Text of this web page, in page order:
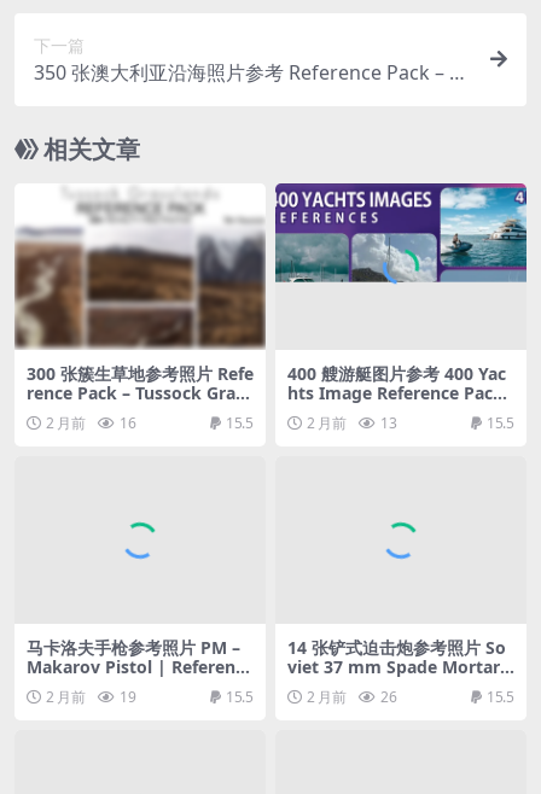
下一篇
350 张澳大利亚沿海照片参考 Reference Pack – A
相关文章
300 张簇生草地参考照片 Refe
rence Pack – Tussock Grass
lands – 300+ Royalty Free P
hotos
2 月前 16 15.5
400 艘游艇图片参考 400 Yac
hts Image Reference Pack
– Vol 1
2 月前 13 15.5
马卡洛夫手枪参考照片 PM –
Makarov Pistol | Reference
Pack2 月前 19 15.5
14 张铲式迫击炮参考照片 So
viet 37 mm Spade Mortar |
Reference Pack
2 月前 26 15.5